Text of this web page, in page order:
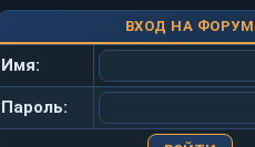
ВХОД НА ФОРУМ
Имя:
Пароль: